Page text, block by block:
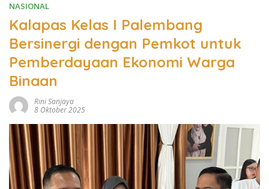
NASIONAL
Kalapas Kelas I Palembang
Bersinergi dengan Pemkot untuk
Pemberdayaan Ekonomi Warga
Binaan
Rini Sanjaya
8 Oktober 2025